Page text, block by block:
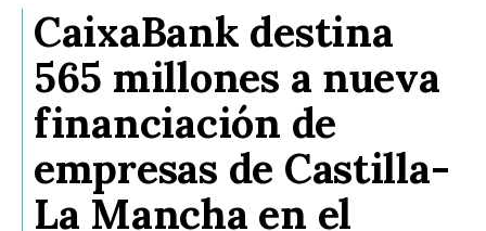
CaixaBank destina
565 millones a nueva
financiación de
empresas de Castilla-
La Mancha en el